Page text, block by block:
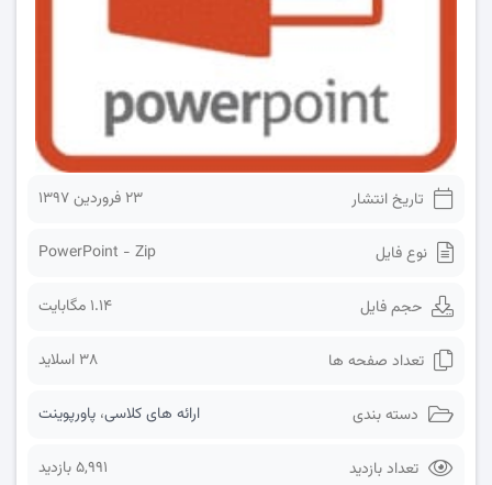
تاریخ انتشار ۲۳ فروردین ۱۳۹۷
نوع فایل PowerPoint - Zip
حجم فایل 1.14 مگابایت
تعداد صفحه ها 38 اسلاید
دسته بندی ارائه های کلاسی، پاورپوینت
تعداد بازدید 5,991 بازدید